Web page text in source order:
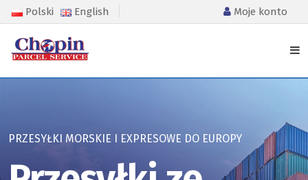
Polski English Moje konto
PRZESYŁKI MORSKIE I EXPRESOWE DO EUROPY